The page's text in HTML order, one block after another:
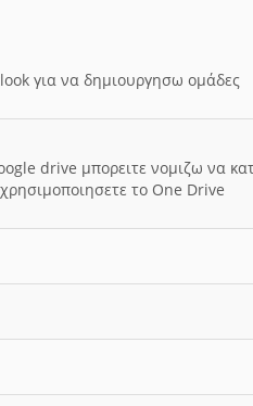
για να δημιουργησω ομάδες
drive μπορειτε νομιζω να
το One Drive